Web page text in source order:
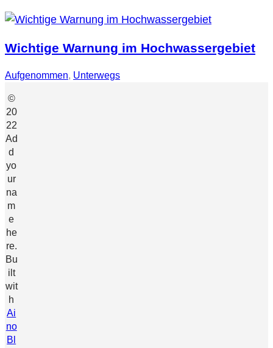
Wichtige Warnung im Hochwassergebiet
Aufgenommen, Unterwegs
©
20
22
Ad
d
yo
ur
na
m
e
he
re.
Bu
ilt
wit
h
Ai
no
Bl